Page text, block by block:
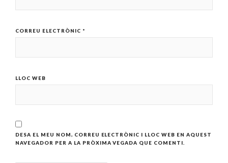
CORREU ELECTRÒNIC *
LLOC WEB
DESA EL MEU NOM, CORREU ELECTRÒNIC I LLOC WEB EN AQUEST
NAVEGADOR PER A LA PRÒXIMA VEGADA QUE COMENTI.